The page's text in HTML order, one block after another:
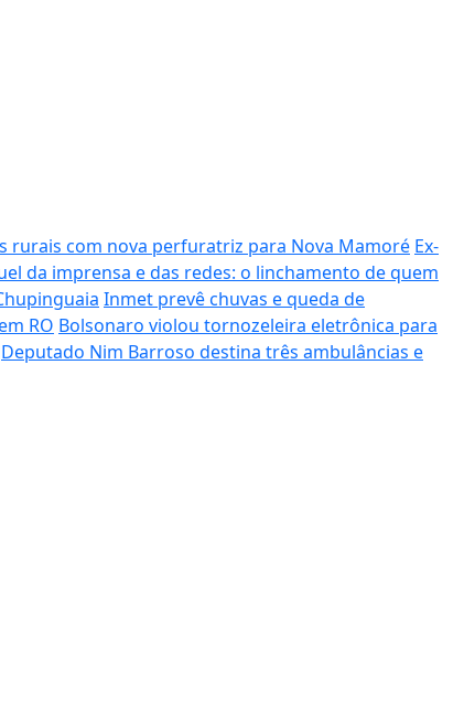
rurais com nova perfuratriz para Nova Mamoré Ex-
da imprensa e das redes: o linchamento de quem
Inmet prevê chuvas e queda de
RO Bolsonaro violou tornozeleira eletrônica para
Deputado Nim Barroso destina três ambulâncias e